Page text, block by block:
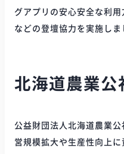
グアプリの安心安全な利
などの登壇協力を実施しま
北海道農業公
公益財団法人北海道農業
営規模拡大や生産性向上